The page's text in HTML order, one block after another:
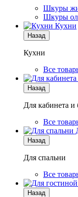
Шкуры
Шкуры
Кухни
Назад
Кухни
Все
Назад
Для кабинета и
Все
Назад
Для спальни
Все
Назад